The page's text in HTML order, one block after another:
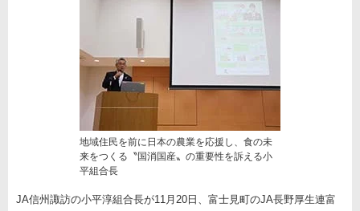
地域住民を前に日本の農業を応援し、食の未
来をつくる〝国消国産〟の重要性を訴える小
平組合長
JA信州諏訪の小平淳組合長が11月20日、富士見町のJA長野厚生連富